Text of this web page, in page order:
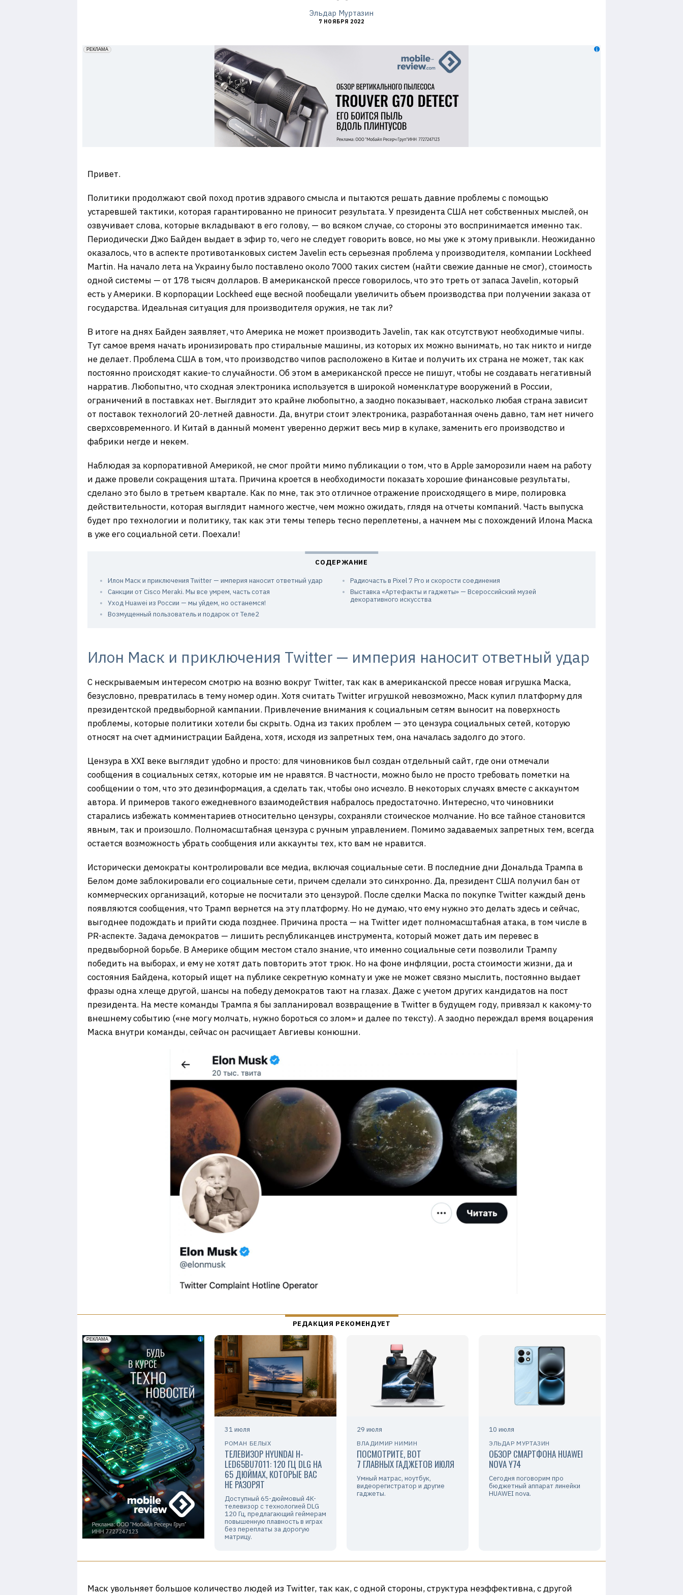
Эльдар Муртазин
7 НОЯБРЯ 2022
erid: 2VfnxxmNzs5
РЕКЛАМА
Привет.
Политики продолжают свой поход против здравого смысла и пытаются решать давние проблемы с помощью
устаревшей тактики, которая гарантированно не приносит результата. У президента США нет собственных мыслей, он
озвучивает слова, которые вкладывают в его голову, — во всяком случае, со стороны это воспринимается именно так.
Периодически Джо Байден выдает в эфир то, чего не следует говорить вовсе, но мы уже к этому привыкли. Неожиданно
оказалось, что в аспекте противотанковых систем Javelin есть серьезная проблема у производителя, компании Lockheed
Martin. На начало лета на Украину было поставлено около 7000 таких систем (найти свежие данные не смог), стоимость
одной системы — от 178 тысяч долларов. В американской прессе говорилось, что это треть от запаса Javelin, который
есть у Америки. В корпорации Lockheed еще весной пообещали увеличить объем производства при получении заказа от
государства. Идеальная ситуация для производителя оружия, не так ли?
В итоге на днях Байден заявляет, что Америка не может производить Javelin, так как отсутствуют необходимые чипы.
Тут самое время начать иронизировать про стиральные машины, из которых их можно вынимать, но так никто и нигде
не делает. Проблема США в том, что производство чипов расположено в Китае и получить их страна не может, так как
постоянно происходят какие-то случайности. Об этом в американской прессе не пишут, чтобы не создавать негативный
нарратив. Любопытно, что сходная электроника используется в широкой номенклатуре вооружений в России,
ограничений в поставках нет. Выглядит это крайне любопытно, а заодно показывает, насколько любая страна зависит
от поставок технологий 20-летней давности. Да, внутри стоит электроника, разработанная очень давно, там нет ничего
сверхсовременного. И Китай в данный момент уверенно держит весь мир в кулаке, заменить его производство и
фабрики негде и некем.
Наблюдая за корпоративной Америкой, не смог пройти мимо публикации о том, что в Apple заморозили наем на работу
и даже провели сокращения штата. Причина кроется в необходимости показать хорошие финансовые результаты,
сделано это было в третьем квартале. Как по мне, так это отличное отражение происходящего в мире, полировка
действительности, которая выглядит намного жестче, чем можно ожидать, глядя на отчеты компаний. Часть выпуска
будет про технологии и политику, так как эти темы теперь тесно переплетены, а начнем мы с похождений Илона Маска
в уже его социальной сети. Поехали!
Илон Маск и приключения Twitter — империя наносит ответный удар
Санкции от Cisco Meraki. Мы все умрем, часть сотая
Уход Huawei из России — мы уйдем, но останемся!
Возмущенный пользователь и подарок от Теле2
Радиочасть в Pixel 7 Pro и скорости соединения
Выставка «Артефакты и гаджеты» — Всероссийский музей
декоративного искусства
Илон Маск и приключения Twitter — империя наносит ответный удар
С нескрываемым интересом смотрю на возню вокруг Twitter, так как в американской прессе новая игрушка Маска,
безусловно, превратилась в тему номер один. Хотя считать Twitter игрушкой невозможно, Маск купил платформу для
президентской предвыборной кампании. Привлечение внимания к социальным сетям выносит на поверхность
проблемы, которые политики хотели бы скрыть. Одна из таких проблем — это цензура социальных сетей, которую
относят на счет администрации Байдена, хотя, исходя из запретных тем, она началась задолго до этого.
Цензура в XXI веке выглядит удобно и просто: для чиновников был создан отдельный сайт, где они отмечали
сообщения в социальных сетях, которые им не нравятся. В частности, можно было не просто требовать пометки на
сообщении о том, что это дезинформация, а сделать так, чтобы оно исчезло. В некоторых случаях вместе с аккаунтом
автора. И примеров такого ежедневного взаимодействия набралось предостаточно. Интересно, что чиновники
старались избежать комментариев относительно цензуры, сохраняли стоическое молчание. Но все тайное становится
явным, так и произошло. Полномасштабная цензура с ручным управлением. Помимо задаваемых запретных тем, всегда
остается возможность убрать сообщения или аккаунты тех, кто вам не нравится.
Исторически демократы контролировали все медиа, включая социальные сети. В последние дни Дональда Трампа в
Белом доме заблокировали его социальные сети, причем сделали это синхронно. Да, президент США получил бан от
коммерческих организаций, которые не посчитали это цензурой. После сделки Маска по покупке Twitter каждый день
появляются сообщения, что Трамп вернется на эту платформу. Но не думаю, что ему нужно это делать здесь и сейчас,
выгоднее подождать и прийти сюда позднее. Причина проста — на Twitter идет полномасштабная атака, в том числе в
PR-аспекте. Задача демократов — лишить республиканцев инструмента, который может дать им перевес в
предвыборной борьбе. В Америке общим местом стало знание, что именно социальные сети позволили Трампу
победить на выборах, и ему не хотят дать повторить этот трюк. Но на фоне инфляции, роста стоимости жизни, да и
состояния Байдена, который ищет на публике секретную комнату и уже не может связно мыслить, постоянно выдает
фразы одна хлеще другой, шансы на победу демократов тают на глазах. Даже с учетом других кандидатов на пост
президента. На месте команды Трампа я бы запланировал возвращение в Twitter в будущем году, привязал к какому-то
внешнему событию («не могу молчать, нужно бороться со злом» и далее по тексту). А заодно переждал время воцарения
Маска внутри команды, сейчас он расчищает Авгиевы конюшни.
31 июля
РОМАН БЕЛЫХ
ТЕЛЕВИЗОР HYUNDAI H-
LED65BU7011: 120 ГЦ DLG НА
65 ДЮЙМАХ, КОТОРЫЕ ВАС
НЕ РАЗОРЯТ
Доступный 65-дюймовый 4K-
телевизор с технологией DLG
120 Гц, предлагающий геймерам
повышенную плавность в играх
без переплаты за дорогую
матрицу.
29 июля
ВЛАДИМИР НИМИН
ПОСМОТРИТЕ, ВОТ
7 ГЛАВНЫХ ГАДЖЕТОВ ИЮЛЯ
Умный матрас, ноутбук,
видеорегистратор и другие
гаджеты.
10 июля
ЭЛЬДАР МУРТАЗИН
ОБЗОР СМАРТФОНА HUAWEI
NOVA Y74
Сегодня поговорим про
бюджетный аппарат линейки
HUAWEI nova.
Маск увольняет большое количество людей из Twitter, так как, с одной стороны, структура неэффективна, с другой